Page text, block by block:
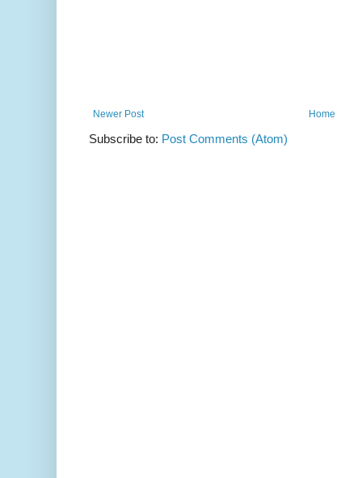
Newer Post Home
Subscribe to: Post Comments (Atom)